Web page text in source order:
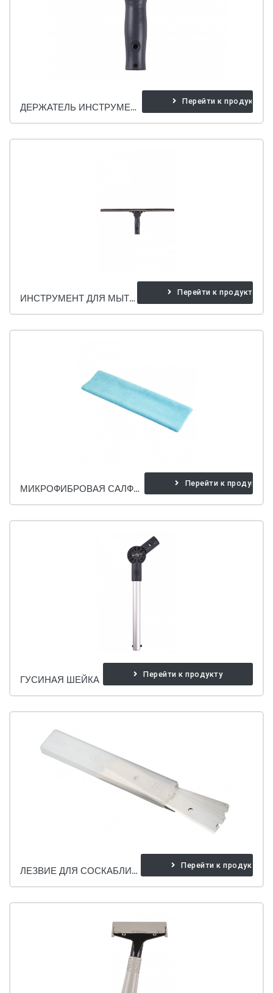
ДЕРЖАТЕЛЬ ИНСТРУМЕНТА ДЛЯ МЫТЬЯ ОКОН. Перейти к продукту
ИНСТРУМЕНТ ДЛЯ МЫТЬЯ ОКОН ЭРМОП. Перейти к продукту
МИКРОФИБРОВАЯ САЛФЕТКА ДЛЯ ОКОН. (СИНЯЯ) Перейти к продукту
ГУСИНАЯ ШЕЙКА Перейти к продукту
ЛЕЗВИЕ ДЛЯ СОСКАБЛИВАНИЯ ПОЛА (10 ШТ) Перейти к продукту